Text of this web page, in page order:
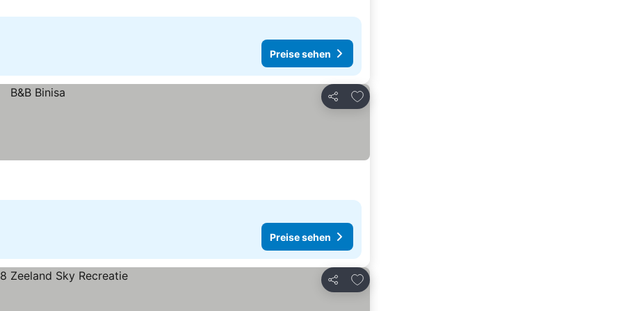
Preise sehen
Teilen
Zu Favoriten hinzufügen
Preise sehen
Teilen
Zu Favoriten hinzufügen